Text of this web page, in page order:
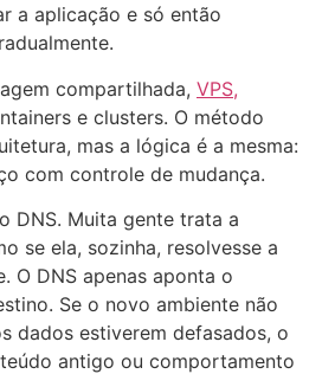
a aplicação e só então
compartilhada, VPS,
e clusters. O método
mas a lógica é a mesma:
com controle de mudança.
DNS. Muita gente trata a
se ela, sozinha, resolvesse a
O DNS apenas aponta o
Se o novo ambiente não
dados estiverem defasados, o
antigo ou comportamento